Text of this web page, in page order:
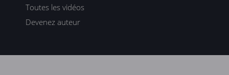
Toutes les vidéos
Devenez auteur